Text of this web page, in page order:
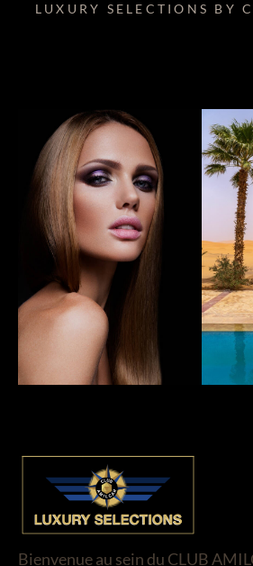
LUXURY SELECTIONS BY
Bienvenue au sein du CLUB